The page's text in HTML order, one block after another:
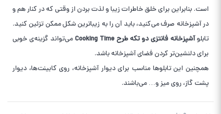
است. بنابراین برای خلق خاطرات زیبا و لذت بردن از وقتی که در کنار هم و
در آشپزخانه صرف می‌کنید، باید آن را به زیباترین شکل ممکن تزئین کنید.
تابلوآشپزخانه فانتزی دو تکه طرح Cooking Time
می‌تواند گزینه‌ی خوبی
برای دلنشین‌تر کردن فضای آشپزخانه باشد.
همچنین این تابلوها مناسب برای دیوار آشپزخانه، روی کابینت‌ها، دیوار
پشت گاز، روی میز و… می‌باشند.